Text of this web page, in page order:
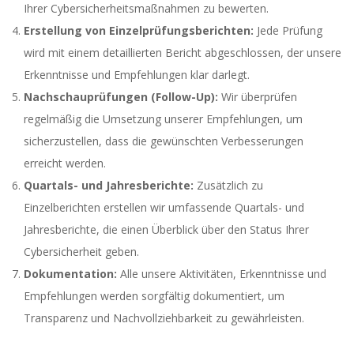
Ihrer Cybersicherheitsmaßnahmen zu bewerten.
Erstellung von Einzelprüfungsberichten: Jede Prüfung
wird mit einem detaillierten Bericht abgeschlossen, der unsere
Erkenntnisse und Empfehlungen klar darlegt.
Nachschauprüfungen (Follow-Up): Wir überprüfen
regelmäßig die Umsetzung unserer Empfehlungen, um
sicherzustellen, dass die gewünschten Verbesserungen
erreicht werden.
Quartals- und Jahresberichte: Zusätzlich zu
Einzelberichten erstellen wir umfassende Quartals- und
Jahresberichte, die einen Überblick über den Status Ihrer
Cybersicherheit geben.
Dokumentation: Alle unsere Aktivitäten, Erkenntnisse und
Empfehlungen werden sorgfältig dokumentiert, um
Transparenz und Nachvollziehbarkeit zu gewährleisten.